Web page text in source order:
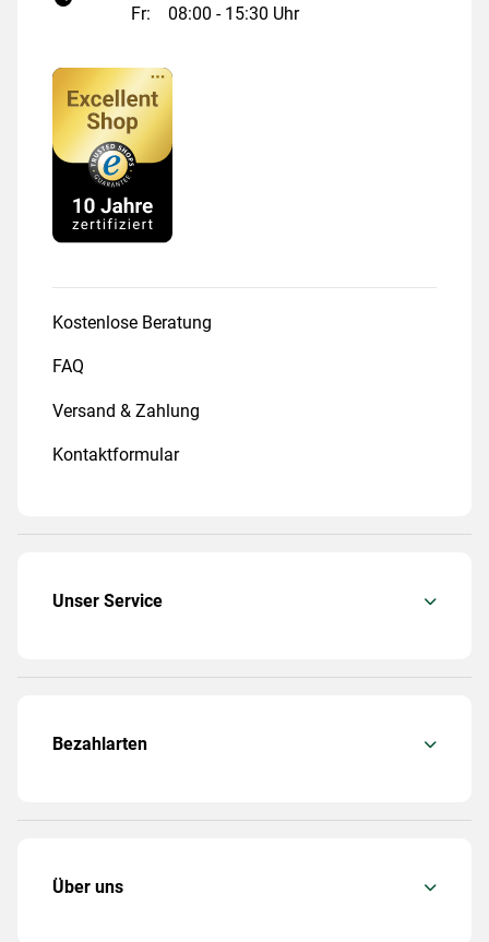
Fr:
08:00 - 15:30 Uhr
Kostenlose Beratung
FAQ
Versand & Zahlung
Kontaktformular
Unser Service
Bezahlarten
Über uns